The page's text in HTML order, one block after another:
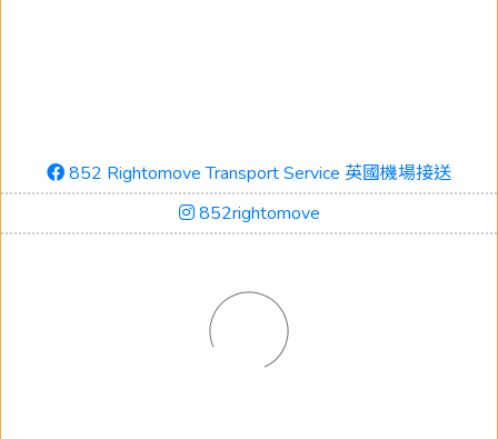
852 Rightomove Transport Service 英國機場接送
852rightomove